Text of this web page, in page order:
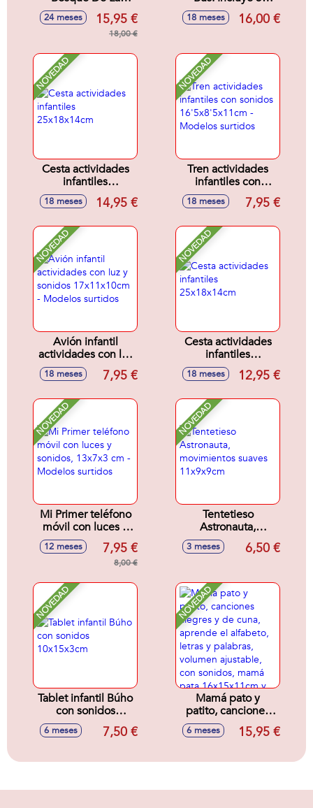
Amistad Fisher-
Price 17x14x18 cm
24 meses 15,95 €
18,00 €
anmales para
colocar
18 meses 16,00 €
NOVEDAD
Cesta actividades
infantiles
25x18x14cm
18 meses 14,95 €
NOVEDAD
Tren actividades
infantiles con
sonidos
16'5x8'5x11cm -
18 meses 7,95 €
NOVEDAD
Avión infantil
actividades con luz
y sonidos
17x11x10cm -
18 meses 7,95 €
NOVEDAD
Cesta actividades
infantiles
25x18x14cm
18 meses 12,95 €
NOVEDAD
Mi Primer teléfono
móvil con luces y
sonidos, 13x7x3
cm - Modelos
12 meses 7,95 €
8,00 €
NOVEDAD
Tentetieso
Astronauta,
movimientos
suaves 11x9x9cm
3 meses 6,50 €
NOVEDAD
Tablet infantil Búho
con sonidos
10x15x3cm
6 meses 7,50 €
NOVEDAD
Mamá pato y
patito, canciones
alegres y de cuna,
aprende el
palabras, volumen
sonidos, mamá
6 meses 15,95 €